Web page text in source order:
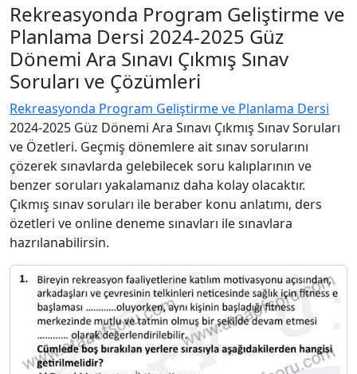
Rekreasyonda Program Geliştirme ve
Planlama Dersi 2024-2025 Güz
Dönemi Ara Sınavı Çıkmış Sınav
Soruları ve Çözümleri
Rekreasyonda Program Geliştirme ve Planlama Dersi
2024-2025 Güz Dönemi Ara Sınavı Çıkmış Sınav Soruları
ve Özetleri. Geçmiş dönemlere ait sınav sorularını
çözerek sınavlarda gelebilecek soru kalıplarının ve
benzer soruları yakalamanız daha kolay olacaktır.
Çıkmış sınav soruları ile beraber konu anlatımı, ders
özetleri ve online deneme sınavları ile sınavlara
hazrılanabilirsin.